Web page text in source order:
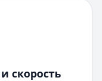
скорость